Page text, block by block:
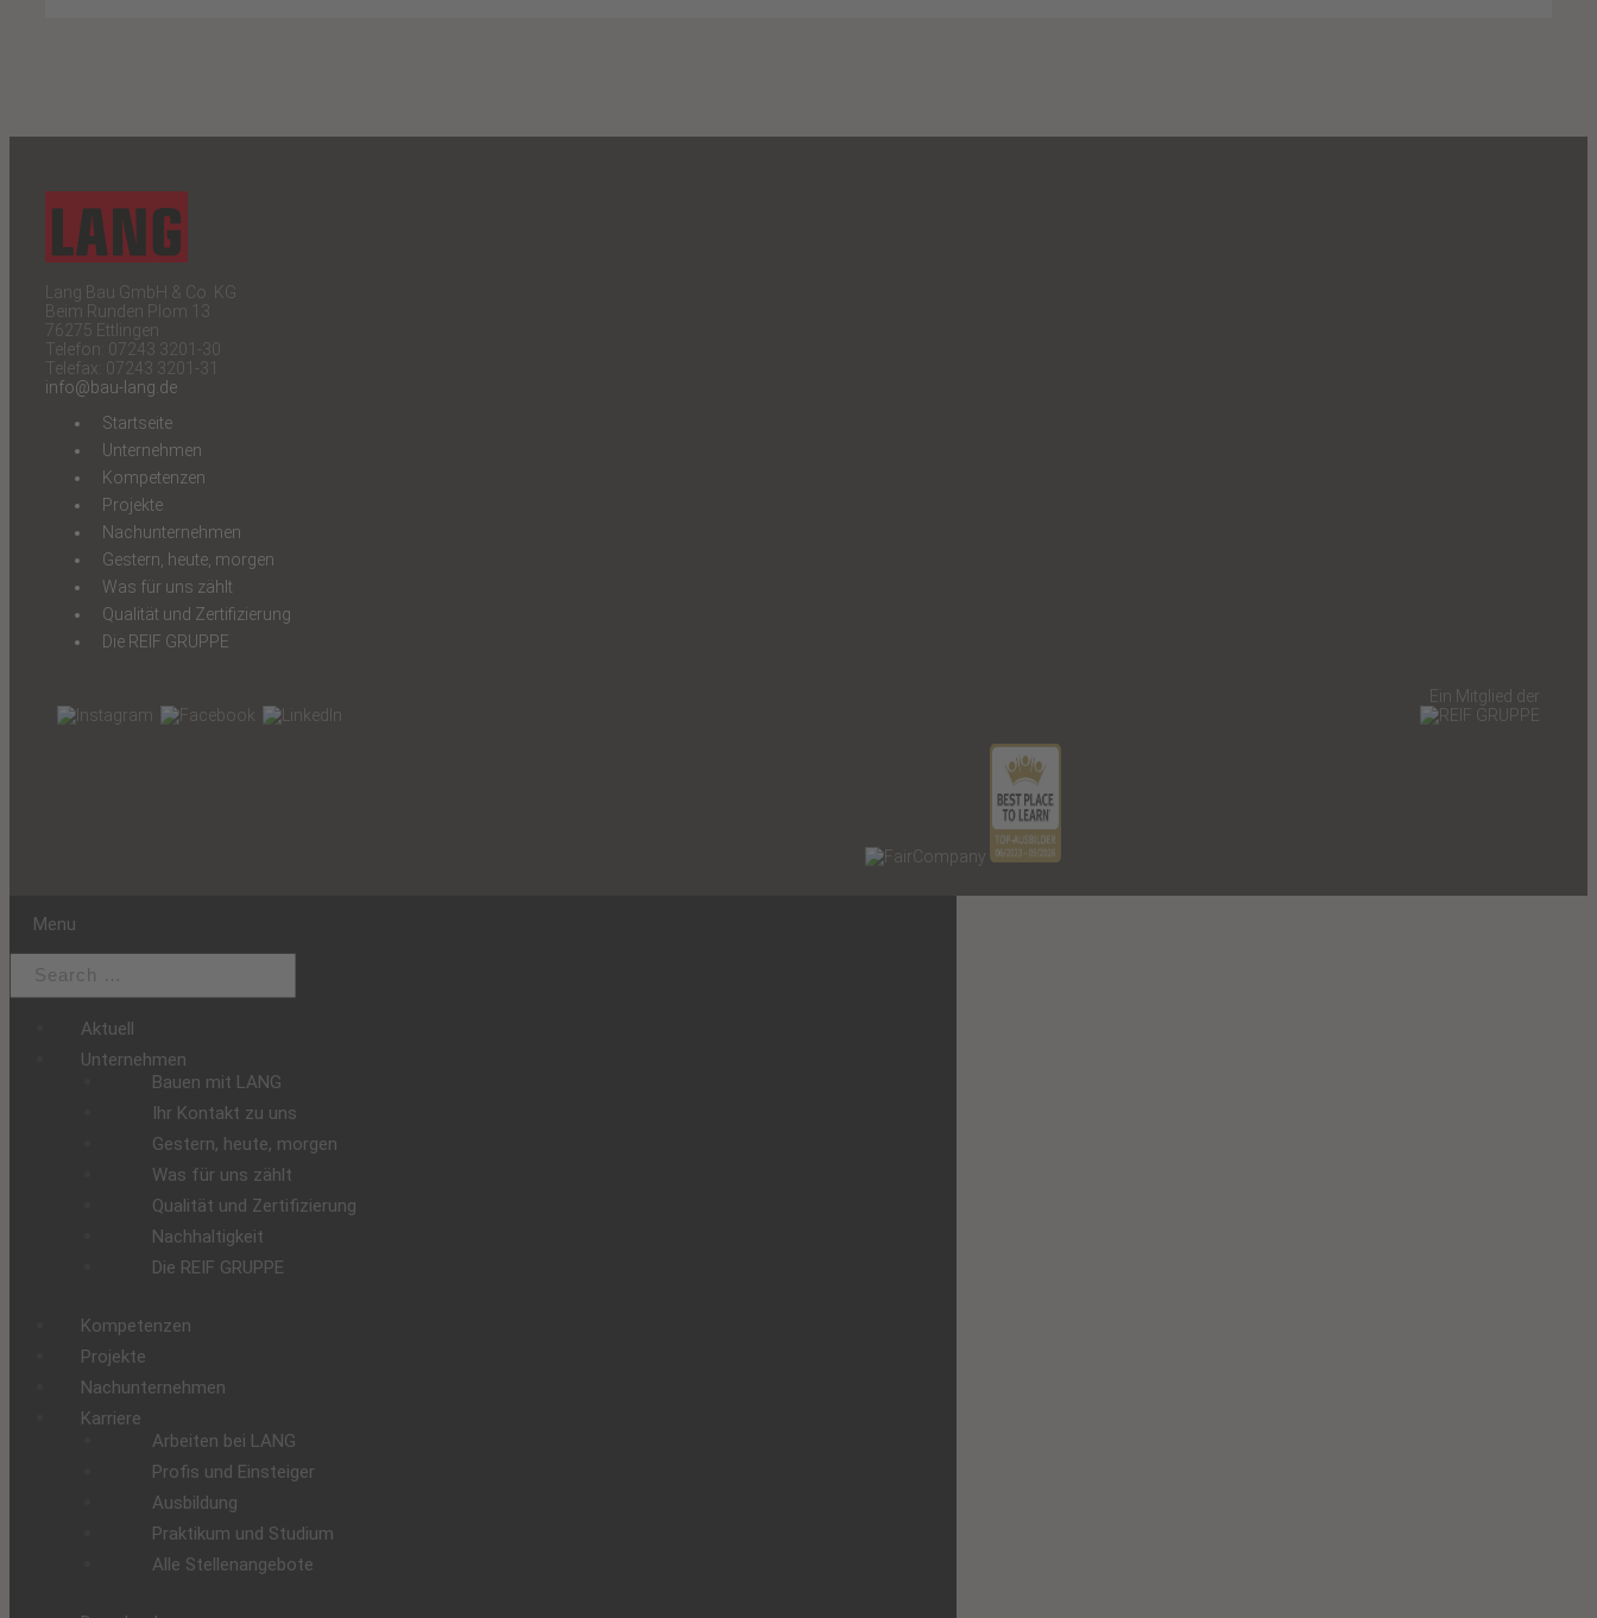
Lang Bau GmbH & Co. KG
Beim Runden Plom 13
76275 Ettlingen
Telefon: 07243 3201-30
Telefax: 07243 3201-31
info@bau-lang.de
Startseite
Unternehmen
Kompetenzen
Projekte
Nachunternehmen
Gestern, heute, morgen
Was für uns zählt
Qualität und Zertifizierung
Die REIF GRUPPE
Ein Mitglied der
Menu
Aktuell
Unternehmen
Bauen mit LANG
Ihr Kontakt zu uns
Gestern, heute, morgen
Was für uns zählt
Qualität und Zertifizierung
Nachhaltigkeit
Die REIF GRUPPE
Kompetenzen
Projekte
Nachunternehmen
Karriere
Arbeiten bei LANG
Profis und Einsteiger
Ausbildung
Praktikum und Studium
Alle Stellenangebote